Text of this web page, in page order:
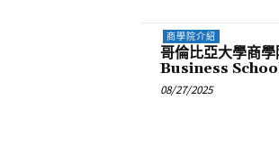
商學院介紹
哥倫比亞大學商
Business
08/27/2025